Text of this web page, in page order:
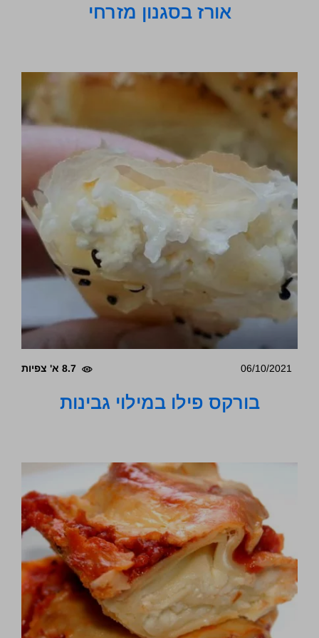
אורז בסגנון מזרחי
06/10/2021 8.7 א' צפיות
בורקס פילו במילוי גבינות